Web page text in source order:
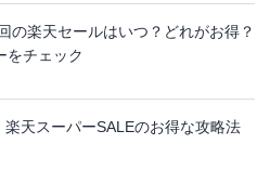
の楽天セールはいつ？どれがお得？
をチェック
楽天スーパーSALEのお得な攻略法